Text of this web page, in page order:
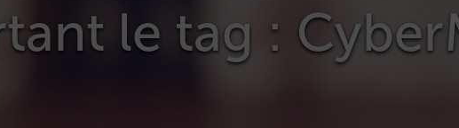
le tag :